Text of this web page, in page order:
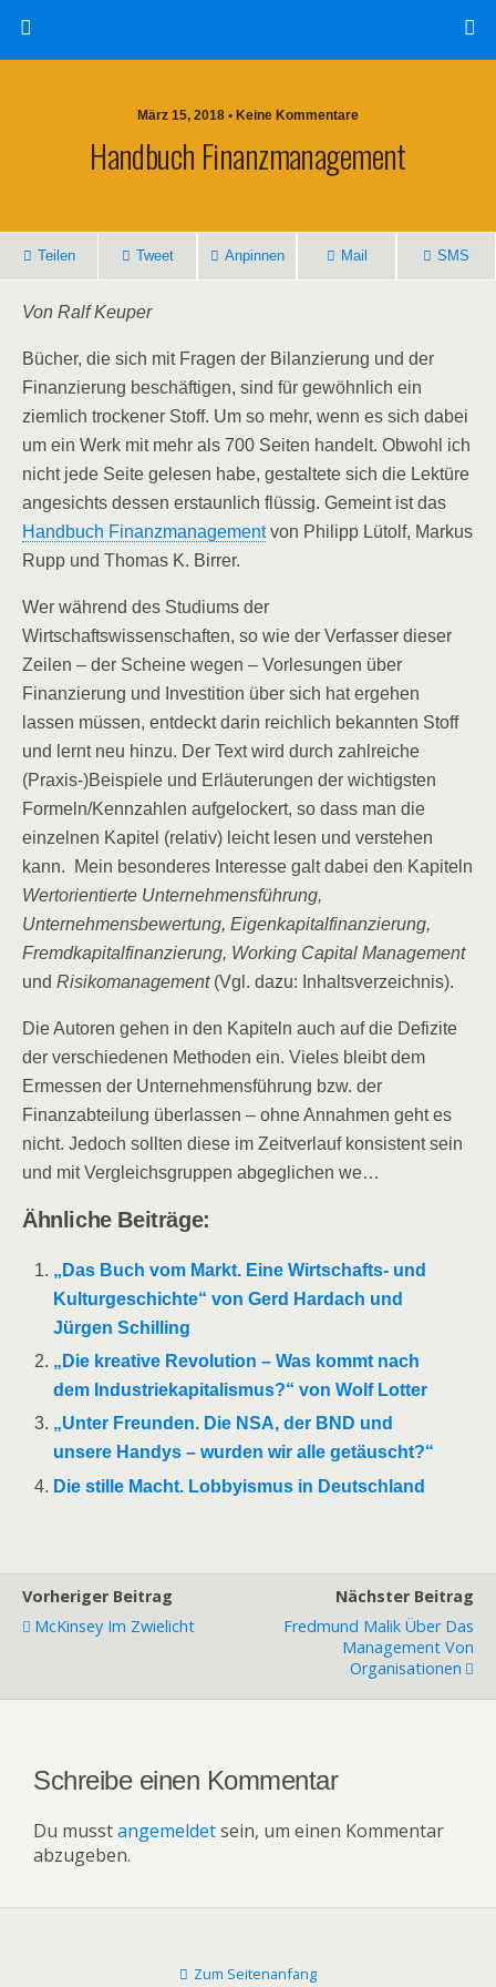
März 15, 2018 • Keine Kommentare
Handbuch Finanzmanagement
Teilen Tweet Anpinnen Mail SMS
Von Ralf Keuper
Bücher, die sich mit Fragen der Bilanzierung und der
Finanzierung beschäftigen, sind für gewöhnlich ein
ziemlich trockener Stoff. Um so mehr, wenn es sich dabei
um ein Werk mit mehr als 700 Seiten handelt. Obwohl ich
nicht jede Seite gelesen habe, gestaltete sich die Lektüre
angesichts dessen erstaunlich flüssig. Gemeint ist das
Handbuch Finanzmanagementvon Philipp Lütolf, Markus
Rupp und Thomas K. Birrer.
Wer während des Studiums der
Wirtschaftswissenschaften, so wie der Verfasser dieser
Zeilen – der Scheine wegen – Vorlesungen über
Finanzierung und Investition über sich hat ergehen
lassen müssen, entdeckt darin reichlich bekannten Stoff
und lernt neu hinzu. Der Text wird durch zahlreiche
(Praxis-)Beispiele und Erläuterungen der wichtigsten
Formeln/Kennzahlen aufgelockert, so dass man die
einzelnen Kapitel (relativ) leicht lesen und verstehen
kann. Mein besonderes Interesse galt dabei den Kapiteln
Wertorientierte Unternehmensführung,
Unternehmensbewertung, Eigenkapitalfinanzierung,
Fremdkapitalfinanzierung, Working Capital Management
und Risikomanagement (Vgl. dazu: Inhaltsverzeichnis).
Die Autoren gehen in den Kapiteln auch auf die Defizite
der verschiedenen Methoden ein. Vieles bleibt dem
Ermessen der Unternehmensführung bzw. der
Finanzabteilung überlassen – ohne Annahmen geht es
nicht. Jedoch sollten diese im Zeitverlauf konsistent sein
und mit Vergleichsgruppen abgeglichen we…
Ähnliche Beiträge:
„Das Buch vom Markt. Eine Wirtschafts- und
Kulturgeschichte“ von Gerd Hardach und
Jürgen Schilling
„Die kreative Revolution – Was kommt nach
dem Industriekapitalismus?“ von Wolf Lotter
„Unter Freunden. Die NSA, der BND und
unsere Handys – wurden wir alle getäuscht?“
Die stille Macht. Lobbyismus in Deutschland
Vorheriger Beitrag
McKinsey Im Zwielicht
Nächster Beitrag
Fredmund Malik Über Das
Management Von
Organisationen
Schreibe einen Kommentar
Du musstangemeldetsein, um einen Kommentar
abzugeben.
Zum Seitenanfang